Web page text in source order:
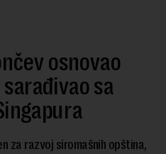
osnovao
sa
za razvoj siromašnih opština,